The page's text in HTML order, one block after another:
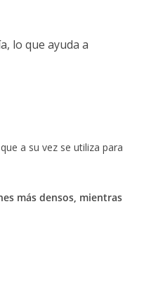
lo que ayuda a
a su vez se utiliza para
más densos, mientras